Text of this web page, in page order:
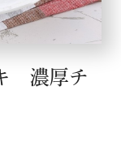
濃厚チ